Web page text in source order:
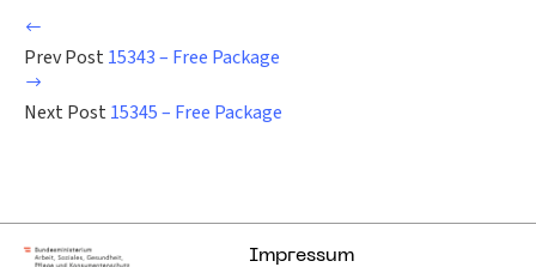
Prev Post 15343 – Free Package
Next Post 15345 – Free Package
Impressum